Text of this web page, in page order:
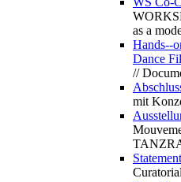
as a
Hands--
Dance
//
mit
Statement